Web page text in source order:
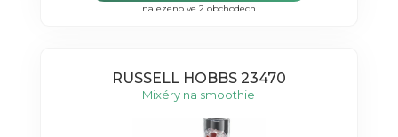
nalezeno ve 2 obchodech
RUSSELL HOBBS 23470
Mixéry na smoothie